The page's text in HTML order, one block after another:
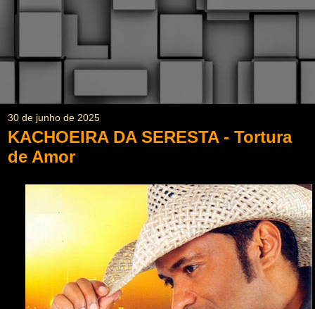
30 de junho de 2025
KACHOEIRA DA SERESTA - Tortura
de Amor